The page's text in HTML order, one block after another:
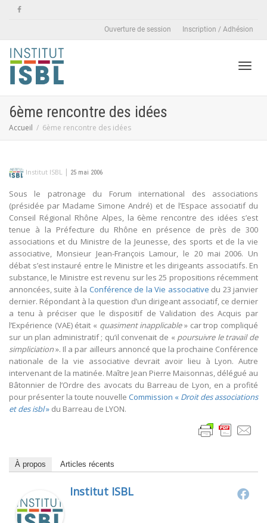
Ouverture de session Inscription / Adhésion
6ème rencontre des idées
Accueil 6ème rencontre des idées
Institut ISBL | 25 mai 2006
Sous le patronage du Forum international des associations
(présidée par Madame Simone André) et de l’Espace associatif du
Conseil Régional Rhône Alpes, la 6ème rencontre des idées s’est
tenue à la Préfecture du Rhône en présence de près de 300
associations et du Ministre de la Jeunesse, des sports et de la vie
associative, Monsieur Jean-François Lamour, le 20 mai 2006. Un
débat s’est instauré entre le Ministre et les dirigeants associatifs. En
substance, le Ministre est revenu sur les 25 propositions récemment
annoncées, suite à la Conférence de la Vie associative du 23 janvier
dernier. Répondant à la question d’un dirigeant associatif, ce dernier
a tenu à préciser que le dispositif de Validation des Acquis par
l’Expérience (VAE) était « quasiment inapplicable» car trop compliqué
sur un plan administratif ; qu’il convenait de « poursuivre le travail de
simpliciation». Il a par ailleurs annoncé que la prochaine Conférence
nationale de la vie associative devrait avoir lieu à Lyon. Autre
intervenant de la matinée. Maître Jean Pierre Maisonnas, délégué au
Bâtonnier de l’Ordre des avocats du Barreau de Lyon, en a profité
pour présenter la toute nouvelle Commission « Droit des associations
et des isbl» du Barreau de LYON.
À propos Articles récents
Institut ISBL